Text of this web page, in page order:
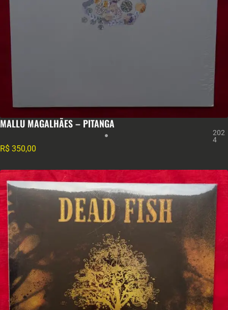
MALLU MAGALHÃES – PITANGA
202
4
R$ 350,00